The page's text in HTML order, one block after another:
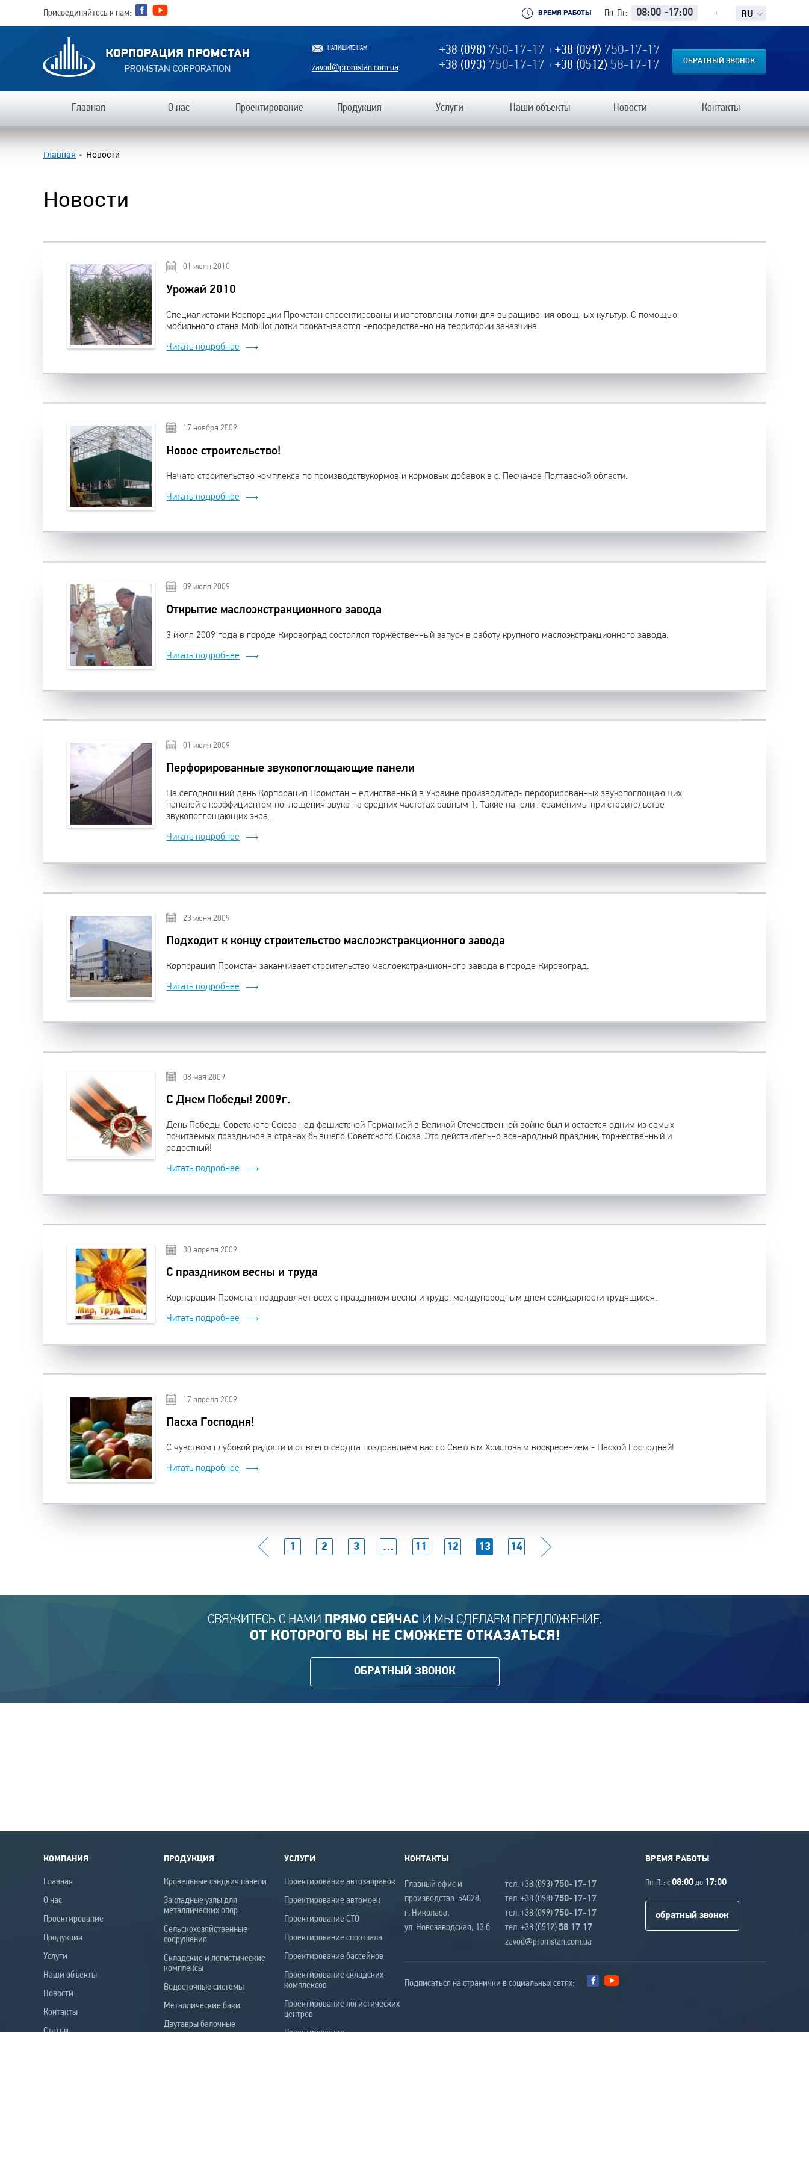
Присоединяйтесь к нам: ВРЕМЯ РАБОТЫ Пн-Пт: 08:00 -17:00 RU
НАПИШИТЕ НАМ
zavod@promstan.com.ua
+38 (098) 750-17-17 +38 (099) 750-17-17
+38 (093) 750-17-17 +38 (0512) 58-17-17 ОБРАТНЫЙ ЗВОНОК
Главная О нас Проектирование Продукция Услуги Наши объекты Новости Контакты
Главная Новости
Новости
01 июля 2010
Урожай 2010
Специалистами Корпорации Промстан спроектированы и изготовлены лотки для выращивания овощных культур. С помощью
мобильного стана Мobillot лотки прокатываются непосредственно на территории заказчика.
Читать подробнее
17 ноября 2009
Новое строительство!
Начато строительство комплекса по производствукормов и кормовых добавок в с. Песчаное Полтавской области.
Читать подробнее
09 июля 2009
Открытие маслоэкстракционного завода
3 июля 2009 года в городе Кировоград состоялся торжественный запуск в работу крупного маслоэкстракционного завода.
Читать подробнее
01 июля 2009
Перфорированные звукопоглощающие панели
На сегодняшний день Корпорация Промстан – единственный в Украине производитель перфорированных звукопоглощающих
панелей с коэффициентом поглощения звука на средних частотах равным 1. Такие панели незаменимы при строительстве
звукопоглощающих экра...
Читать подробнее
23 июня 2009
Подходит к концу строительство маслоэкстракционного завода
Корпорация Промстан заканчивает строительство маслоекстракционного завода в городе Кировоград.
Читать подробнее
08 мая 2009
С Днем Победы! 2009г.
День Победы Советского Союза над фашистской Германией в Великой Отечественной войне был и остается одним из самых
почитаемых праздников в странах бывшего Советского Союза. Это действительно всенародный праздник, торжественный и
радостный!
Читать подробнее
30 апреля 2009
C праздником весны и труда
Корпорация Промстан поздравляет всех с праздником весны и труда, международным днем солидарности трудящихся.
Читать подробнее
17 апреля 2009
Пасха Господня!
С чувством глубокой радости и от всего сердца поздравляем вас со Светлым Христовым воскресением - Пасхой Господней!
Читать подробнее
1 2 3 … 11 12 13 14
СВЯЖИТЕСЬ С НАМИ ПРЯМО СЕЙЧАС И МЫ СДЕЛАЕМ ПРЕДЛОЖЕНИЕ,
ОТ КОТОРОГО ВЫ НЕ СМОЖЕТЕ ОТКАЗАТЬСЯ!
ОБРАТНЫЙ ЗВОНОК
КОМПАНИЯ
Главная
О нас
Проектирование
Продукция
Услуги
Наши объекты
Новости
Контакты
Статьи
ПРОДУКЦИЯ
Кровельные сэндвич панели
Закладные узлы для
металлических опор
Сельскохозяйственные
сооружения
Складские и логистические
комплексы
Водосточные системы
Металлические баки
Двутавры балочные
УСЛУГИ
Проектирование автозаправок
Проектирование автомоек
Проектирование СТО
Проектирование спортзала
Проектирование бассейнов
Проектирование складских
комплексов
Проектирование логистических
центров
Проектирование
КОНТАКТЫ
Главный офис и
производство 54028,
г. Николаев,
ул. Новозаводская, 13 б
тел. +38 (093) 750-17-17
тел. +38 (098) 750-17-17
тел. +38 (099) 750-17-17
тел. +38 (0512) 58 17 17
zavod@promstan.com.ua
ВРЕМЯ РАБОТЫ
Пн-Пт: с 08:00 до 17:00
обратный звонок
Подписаться на странички в социальных сетях: